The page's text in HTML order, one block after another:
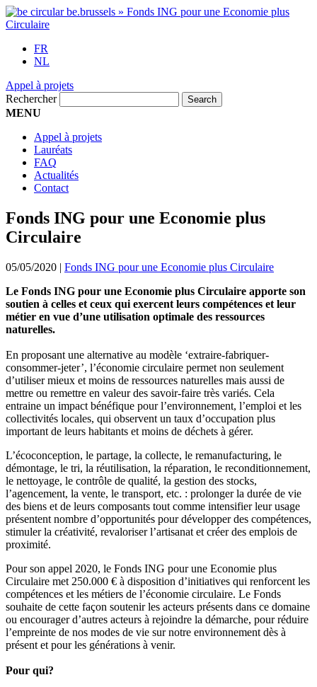
FR
NL
Appel à projets
Rechercher
MENU
Appel à projets
Lauréats
FAQ
Actualités
Contact
Fonds ING pour une Economie plus
Circulaire
05/05/2020 | Fonds ING pour une Economie plus Circulaire
Le Fonds ING pour une Economie plus Circulaire apporte son
soutien à celles et ceux qui exercent leurs compétences et leur
métier en vue d’une utilisation optimale des ressources
naturelles.
En proposant une alternative au modèle ‘extraire-fabriquer-
consommer-jeter’, l’économie circulaire permet non seulement
d’utiliser mieux et moins de ressources naturelles mais aussi de
mettre ou remettre en valeur des savoir-faire très variés. Cela
entraine un impact bénéfique pour l’environnement, l’emploi et les
collectivités locales, qui observent un taux d’occupation plus
important de leurs habitants et moins de déchets à gérer.
L’écoconception, le partage, la collecte, le remanufacturing, le
démontage, le tri, la réutilisation, la réparation, le reconditionnement,
le nettoyage, le contrôle de qualité, la gestion des stocks,
l’agencement, la vente, le transport, etc. : prolonger la durée de vie
des biens et de leurs composants tout comme intensifier leur usage
présentent nombre d’opportunités pour développer des compétences,
stimuler la créativité, revaloriser l’artisanat et créer des emplois de
proximité.
Pour son appel 2020, le Fonds ING pour une Economie plus
Circulaire met 250.000 € à disposition d’initiatives qui renforcent les
compétences et les métiers de l’économie circulaire. Le Fonds
souhaite de cette façon soutenir les acteurs présents dans ce domaine
ou encourager d’autres acteurs à rejoindre la démarche, pour réduire
l’empreinte de nos modes de vie sur notre environnement dès à
présent et pour les générations à venir.
Pour qui?